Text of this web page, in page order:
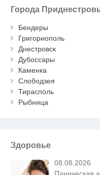
Города
Бендеры
Григориополь
Днестровск
Дубоссары
Каменка
Слободзея
Тирасполь
Рыбница
Здоровье
08.08.2026